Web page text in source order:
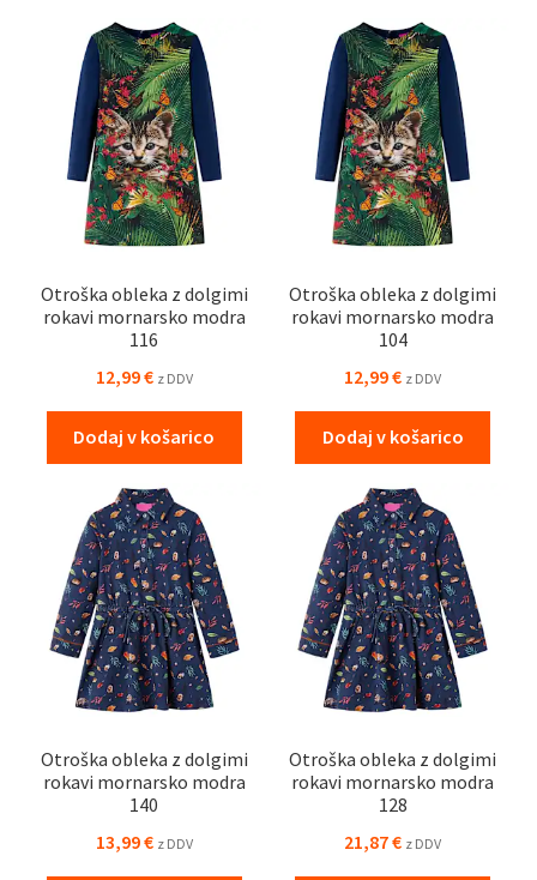
Otroška obleka z dolgimi
rokavi mornarsko modra
116
12,99€ z DDV
Dodaj v košarico
Otroška obleka z dolgimi
rokavi mornarsko modra
104
12,99€ z DDV
Dodaj v košarico
Otroška obleka z dolgimi
rokavi mornarsko modra
140
13,99€ z DDV
Otroška obleka z dolgimi
rokavi mornarsko modra
128
21,87€ z DDV